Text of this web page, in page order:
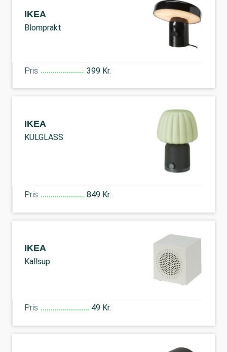
IKEA
Blomprakt
Pris 399 Kr.
IKEA
KULGLASS
Pris 849 Kr.
IKEA
Kallsup
Pris 49 Kr.